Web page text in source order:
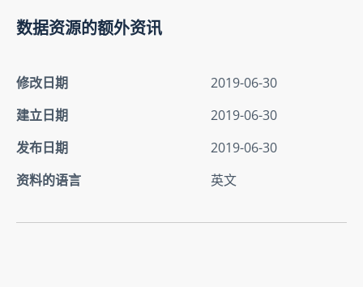
数据资源的额外资讯
修改日期
2019-06-30
建立日期
2019-06-30
发布日期
2019-06-30
资料的语言
英文